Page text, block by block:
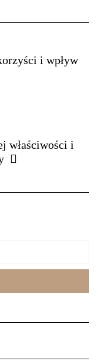
i wpływ
właściwości i